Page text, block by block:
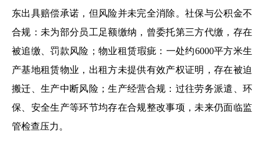
东出具赔偿承诺，但风险并未完全消除。社保与公积金不
合规：未为部分员工足额缴纳，曾委托第三方代缴，存在
被追缴、罚款风险；物业租赁瑕疵：一处约6000平方米生
产基地租赁物业，出租方未提供有效产权证明，存在被迫
搬迁、生产中断风险；生产经营合规：过往劳务派遣、环
保、安全生产等环节均存在合规整改事项，未来仍面临监
管检查压力。